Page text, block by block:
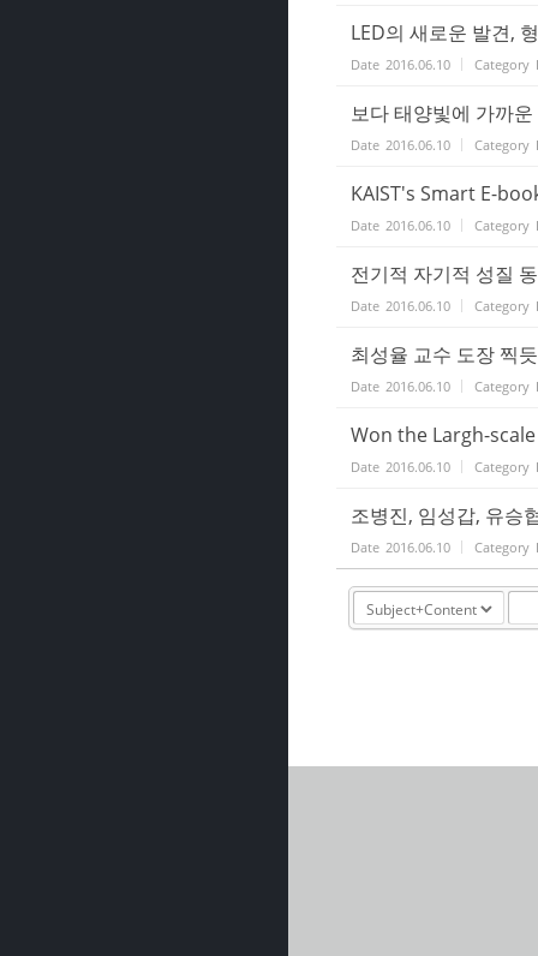
LED의 새로운 발견,
Date 2016.06.10 Category
보다 태양빛에 가까
Date 2016.06.10 Category
KAIST's Smart E-
Date 2016.06.10 Category
전기적 자기적 성질
Date 2016.06.10 Category
최성율 교수 도장 찍
Date 2016.06.10 Category
Won the Largh-
Date 2016.06.10 Category
조병진, 임성갑, 유승
Date 2016.06.10 Category